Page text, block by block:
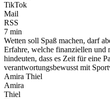
TikTok
Mail
RSS
7 min
Wetten soll Spaß machen, darf
Erfahre, welche finanziellen und
hindeuten, dass es Zeit für eine
verantwortungsbewusst mit
Amira Thiel
Amira
Thiel